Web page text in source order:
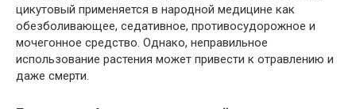
цикутовый применяется в народной медицине как
обезболивающее, седативное, противосудорожное и
мочегонное средство. Однако, неправильное
использование растения может привести к отравлению и
даже смерти.